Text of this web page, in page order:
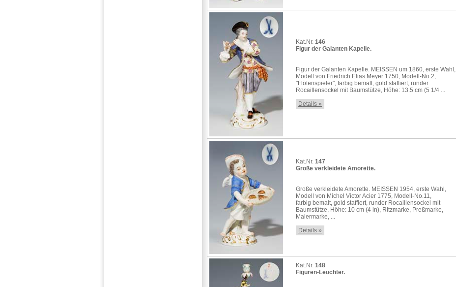
Kat.Nr. 146
Figur der Galanten Kapelle.
Figur der Galanten Kapelle. MEISSEN um 1860, erste Wahl,
Modell von Friedrich Elias Meyer 1750, Modell-No.2,
"Flötenspieler", farbig bemalt, gold staffiert, runder
Rocaillensockel mit Baumstütze, Höhe: 13.5 cm (5 1/4 ...
Details »
Kat.Nr. 147
Große verkleidete Amorette.
Große verkleidete Amorette. MEISSEN 1954, erste Wahl,
Modell von Michel Victor Acier 1775, Modell-No.11,
farbig bemalt, gold staffiert, runder Rocaillensockel mit
Baumstütze, Höhe: 10 cm (4 in), Ritzmarke, Preßmarke,
Malermarke, ...
Details »
Kat.Nr. 148
Figuren-Leuchter.